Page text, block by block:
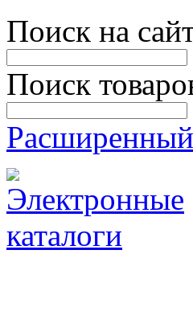
Поиск на
Поиск